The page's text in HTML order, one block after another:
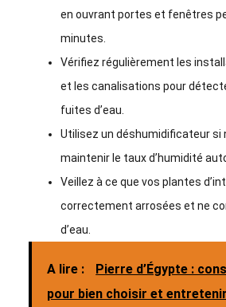
en ouvrant portes et fenêtres
minutes.
Vérifiez régulièrement les
et les canalisations pour
fuites d’eau.
Utilisez un déshumidificateur si
maintenir le taux d’humidité
Veillez à ce que vos plantes
correctement arrosées et ne
d’eau.
A lire :
Pierre d’Égypte :
pour bien choisir et